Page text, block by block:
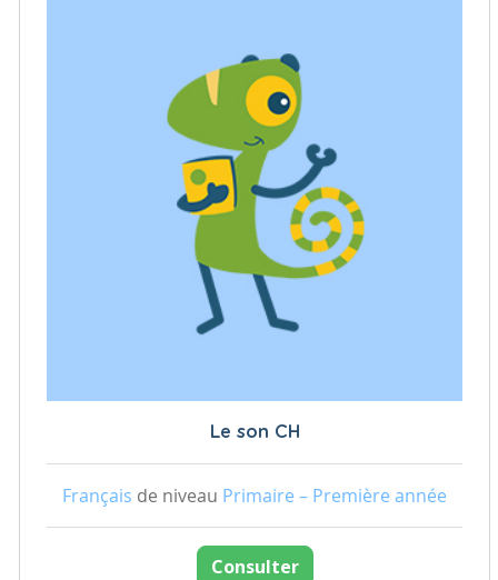
Le son CH
Français de niveau Primaire – Première année
Consulter